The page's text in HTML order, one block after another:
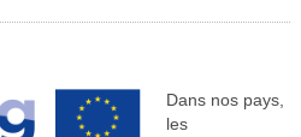
Dans nos pays,
les